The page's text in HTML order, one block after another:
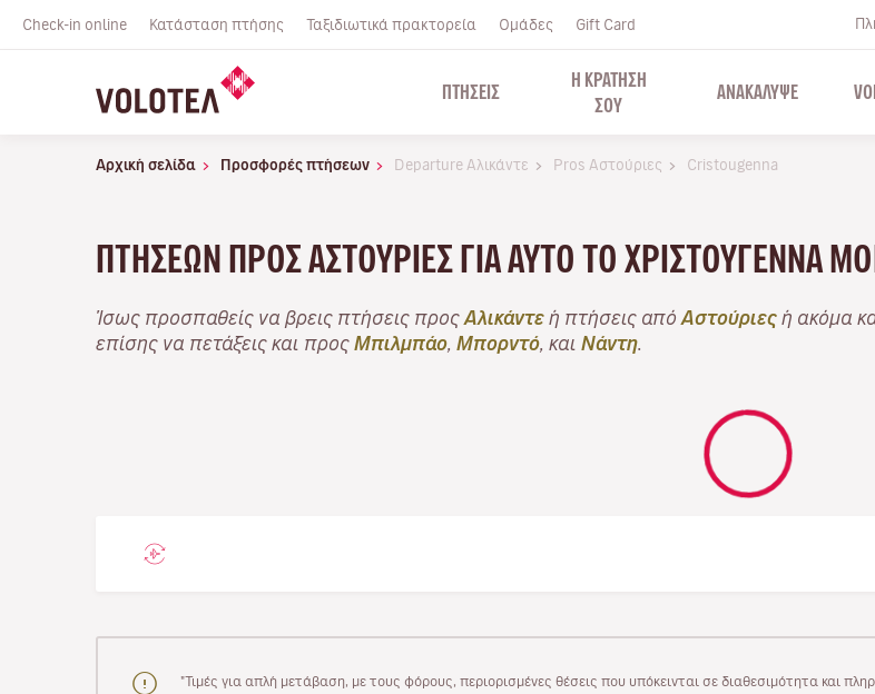
Check-in online Κατάσταση πτήσης Ταξιδιωτικά πρακτορεία Ομάδες Gift Card
ΠΤΉΣΕΙΣ
Η ΚΡΑΤΗΣΗ
ΣΟΥ
ΑΝΑΚΑΛΥΨΕ
Αρχική σελίδα Προσφορές πτήσεων Departure Αλικάντε Pros Αστούριες Cristougenna
ΠΤΉΣΕΩΝ ΠΡΟΣ ΑΣΤΟΎΡΙΕΣ ΓΙΑ ΑΥΤΌ ΤΟ ΧΡΙΣΤΟΎΓΕΝΝΑ
Ίσως προσπαθείς να βρεις πτήσεις προς Αλικάντε ή πτήσεις από Αστούριες ή ακόμα
επίσης να πετάξεις και προς Μπιλμπάο Μπορντό , και Νάντη
"Τιμές για απλή μετάβαση, με τους φόρους, περιορισμένες θέσεις που υπόκεινται σε διαθεσιμότητα και